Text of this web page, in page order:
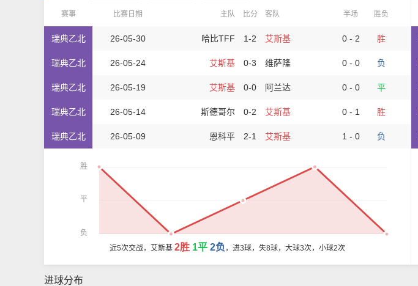
赛事 比赛日期 主队 比分 客队 半场 胜负
瑞典乙北 26-05-30 哈比TFF 1-2 艾斯基 0 - 2 胜
瑞典乙北 26-05-24 艾斯基 0-3 维萨隆 0 - 0 负
瑞典乙北 26-05-19 艾斯基 0-0 阿兰达 0 - 0 平
瑞典乙北 26-05-14 斯德哥尔 0-2 艾斯基 0 - 1 胜
瑞典乙北 26-05-09 恩科平 2-1 艾斯基 1 - 0 负
胜
平
负
近5次交战，艾斯基 2胜 1平 2负 ，进3球，失8球，大球3次，小球2次
进球分布